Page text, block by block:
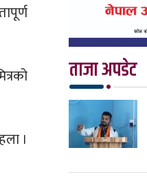
।
ताजा अपडेट